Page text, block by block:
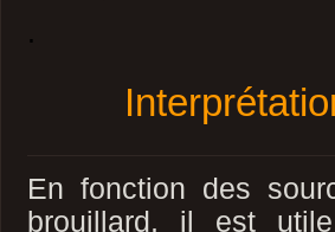
.
En fonction des
brouillard, il est